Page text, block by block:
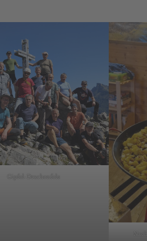
Gipfel: Drachenfels